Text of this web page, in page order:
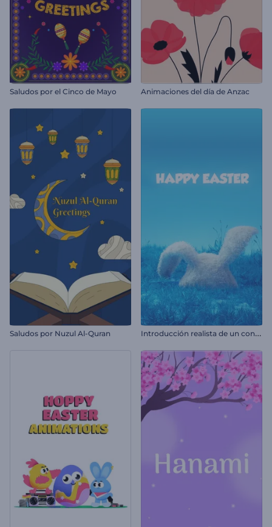
Saludos por el Cinco de Mayo Animaciones del día de Anzac
Saludos por Nuzul Al-Quran I
ntroducción realista de un conejito de Pascua